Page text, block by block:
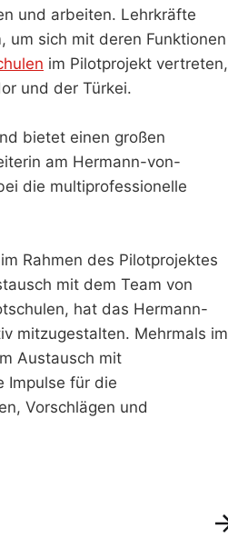
und arbeiten. Lehrkräfte
um sich mit deren Funktionen
im Pilotprojekt vertreten,
und der Türkei.
bietet einen großen
am Hermann-von-
die multiprofessionelle
Rahmen des Pilotprojektes
mit dem Team von
hat das Hermann-
mitzugestalten. Mehrmals im
Austausch mit
Impulse für die
Vorschlägen und